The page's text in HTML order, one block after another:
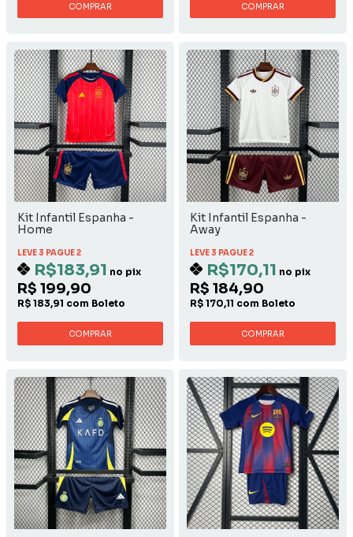
COMPRAR COMPRAR
Kit Infantil Espanha -
Home
LEVE 3 PAGUE 2
R$183,91 no pix
R$ 199,90
R$ 183,91 com Boleto
COMPRAR
Kit Infantil Espanha -
Away
LEVE 3 PAGUE 2
R$170,11 no pix
R$ 184,90
R$ 170,11 com Boleto
COMPRAR